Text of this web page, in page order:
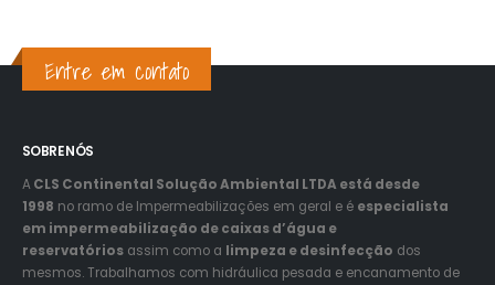
Entre em contato
SOBRE NÓS
ACLS Continental Solução Ambiental LTDA está desde
1998 no ramo de Impermeabilizações em geral e é especialista
em impermeabilização de caixas d’água e
reservatórios assim como a limpeza e desinfecção dos
mesmos. Trabalhamos com hidráulica pesada e encanamento de